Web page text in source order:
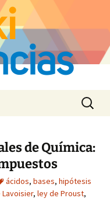
Buscar:
de Química:
ácidos, bases, hipótesis
Lavoisier, ley de Proust,